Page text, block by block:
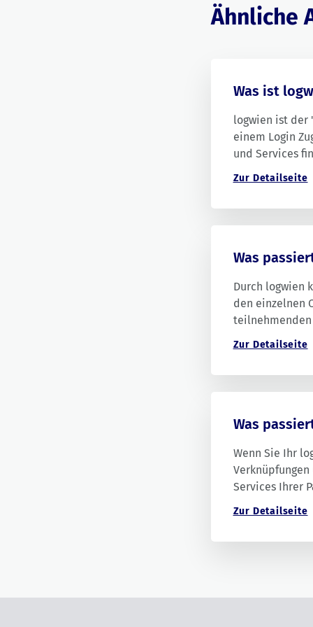
Ähnliche
Was ist
logwien ist der
einem Login
und Services
von logwien:
Zur Detailseite
Was
Durch logwien
den einzelnen
teilnehmenden
finden Sie
hier
Zur Detailseite
Was
Wenn Sie Ihr
Services Ihrer
bleiben für
Zur Detailseite